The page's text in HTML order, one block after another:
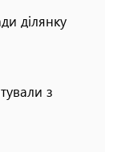
ділянку
з